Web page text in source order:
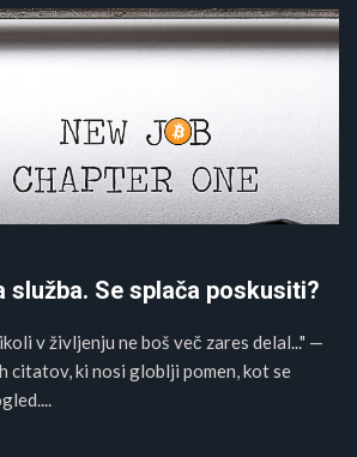
služba. Se splača poskusiti?
v življenju ne boš več zares delal..." —
citatov, ki nosi globlji pomen, kot se